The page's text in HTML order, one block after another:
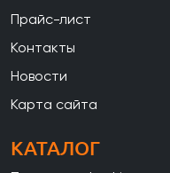
Прайс-лист
Контакты
Новости
Карта сайта
КАТАЛОГ